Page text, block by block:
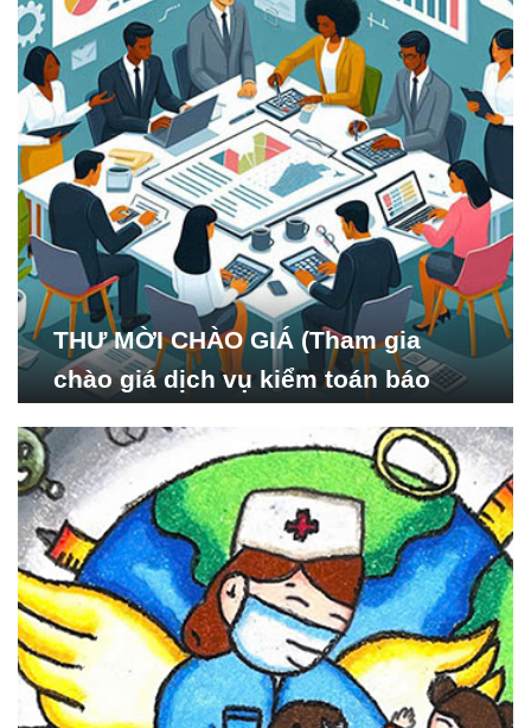
THƯ MỜI CHÀO GIÁ (Tham gia
chào giá dịch vụ kiểm toán báo
Nghiên cứu Phát triển Xã
hội_ISDS)